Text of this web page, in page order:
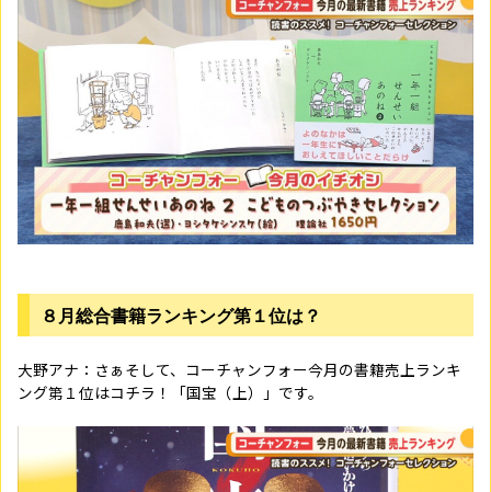
８月総合書籍ランキング第１位は？
大野アナ：さぁそして、コーチャンフォー今月の書籍売上ランキ
ング第１位はコチラ！「国宝（上）」です。